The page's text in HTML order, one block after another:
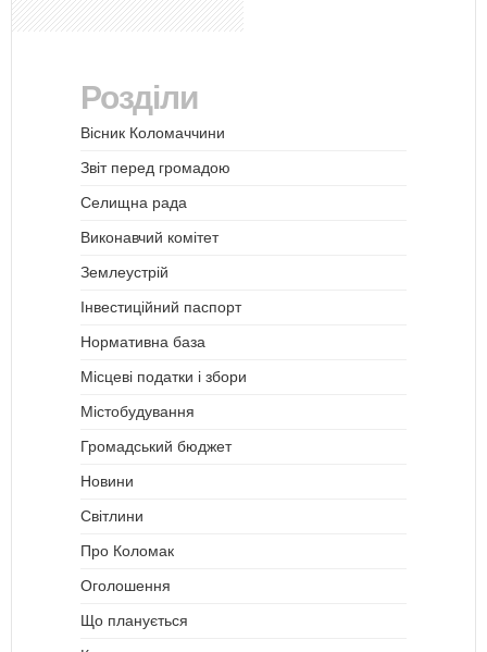
Розділи
Вісник Коломаччини
Звіт перед громадою
Селищна рада
Виконавчий комітет
Землеустрій
Інвестиційний паспорт
Нормативна база
Місцеві податки і збори
Містобудування
Громадський бюджет
Новини
Світлини
Про Коломак
Оголошення
Що планується